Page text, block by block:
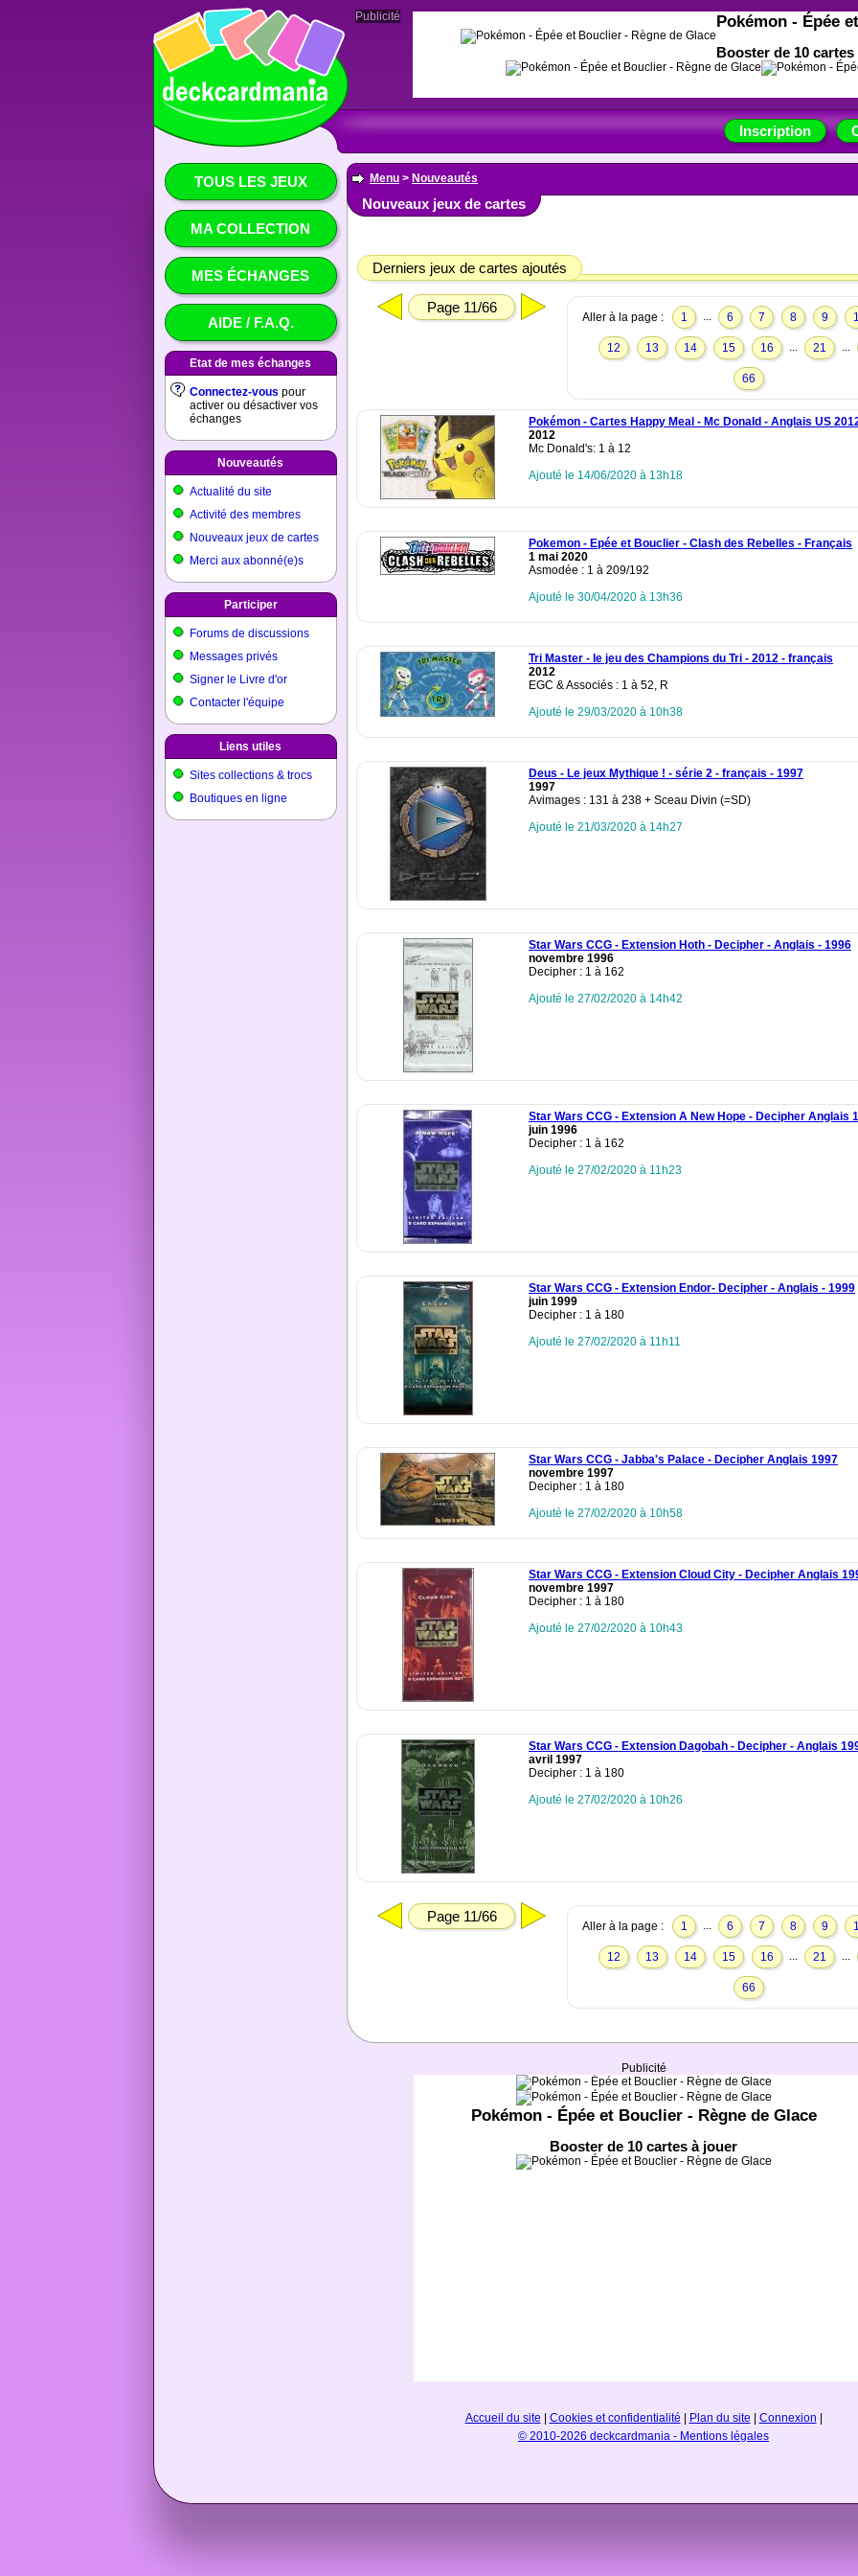
Inscription
TOUS LES JEUX
MA COLLECTION
MES ÉCHANGES
AIDE / F.A.Q.
Etat de mes échanges
Connectez-vous pour
activer ou désactiver vos
échanges
Nouveautés
Actualité du site
Activité des membres
Nouveaux jeux de cartes
Merci aux abonné(e)s
Participer
Forums de discussions
Messages privés
Signer le Livre d'or
Contacter l'équipe
Liens utiles
Sites collections & trocs
Boutiques en ligne
Menu > Nouveautés
Nouveaux jeux de cartes
Derniers jeux de cartes ajoutés
Page 11/66
Aller à la page : 1 ... 6 7 8 9
12 13 14 15 16 ... 21 ...
66
Pokémon - Cartes Happy Meal - Mc Donald - Anglais US
2012
Mc Donald's: 1 à 12
Ajouté le 14/06/2020 à 13h18
Pokemon - Epée et Bouclier - Clash des Rebelles - Français
1 mai 2020
Asmodée : 1 à 209/192
Ajouté le 30/04/2020 à 13h36
Tri Master - le jeu des Champions du Tri - 2012 - français
2012
EGC & Associés : 1 à 52, R
Ajouté le 29/03/2020 à 10h38
Deus - Le jeux Mythique ! - série 2 - français - 1997
1997
Avimages : 131 à 238 + Sceau Divin (=SD)
Ajouté le 21/03/2020 à 14h27
Star Wars CCG - Extension Hoth - Decipher - Anglais - 1996
novembre 1996
Decipher : 1 à 162
Ajouté le 27/02/2020 à 14h42
Star Wars CCG - Extension A New Hope - Decipher Anglais
juin 1996
Decipher : 1 à 162
Ajouté le 27/02/2020 à 11h23
Star Wars CCG - Extension Endor- Decipher - Anglais - 1999
juin 1999
Decipher : 1 à 180
Ajouté le 27/02/2020 à 11h11
Star Wars CCG - Jabba's Palace - Decipher Anglais 1997
novembre 1997
Decipher : 1 à 180
Ajouté le 27/02/2020 à 10h58
Star Wars CCG - Extension Cloud City - Decipher Anglais
novembre 1997
Decipher : 1 à 180
Ajouté le 27/02/2020 à 10h43
Star Wars CCG - Extension Dagobah - Decipher - Anglais
avril 1997
Decipher : 1 à 180
Ajouté le 27/02/2020 à 10h26
Page 11/66
Aller à la page : 1 ... 6 7 8 9
12 13 14 15 16 ... 21 ...
66
Publicité
Pokémon - Épée et Bouclier - Règne de Glace
Booster de 10 cartes à jouer
Accueil du site Cookies et confidentialité Plan du site Connexion
© 2010-2026 deckcardmania - Mentions légales
Publicité Pokémon - Épée
Booster de 10